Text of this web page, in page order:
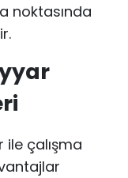
noktasında
ile çalışma